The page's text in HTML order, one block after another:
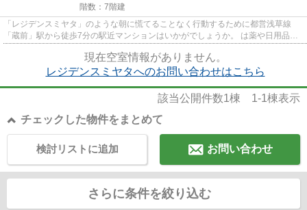
階数：7階建
「レジデンスミヤタ」のような朝に慌てることなく行動するために都営浅草線
「蔵前」駅から徒歩7分の駅近マンションはいかがでしょうか。 は薬や日用品を
現在空室情報がありません。
レジデンスミヤタへのお問い合わせはこちら
該当公開件数1棟 1-1棟表示
チェックした物件をまとめて
お問い合わせ
検討リストに追加
さらに条件を絞り込む